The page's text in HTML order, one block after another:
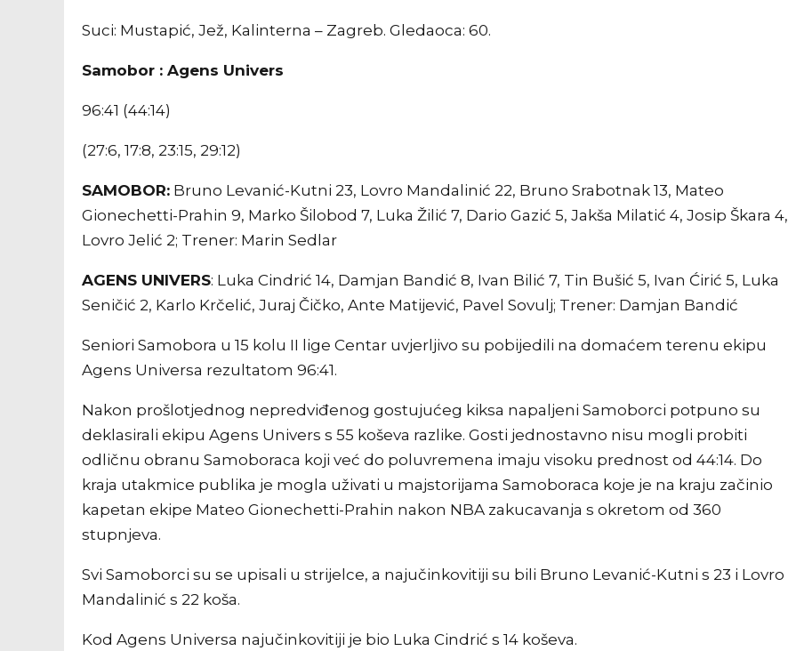
Suci: Mustapić, Jež, Kalinterna – Zagreb. Gledaoca: 60.
Samobor : Agens Univers
96:41 (44:14)
(27:6, 17:8, 23:15, 29:12)
SAMOBOR: Bruno Levanić-Kutni 23, Lovro Mandalinić 22, Bruno Srabotnak 13, Mateo
Gionechetti-Prahin 9, Marko Šilobod 7, Luka Žilić 7, Dario Gazić 5, Jakša Milatić 4, Josip Škara 4,
Lovro Jelić 2; Trener: Marin Sedlar
AGENS UNIVERS: Luka Cindrić 14, Damjan Bandić 8, Ivan Bilić 7, Tin Bušić 5, Ivan Ćirić 5, Luka
Seničić 2, Karlo Krčelić, Juraj Čičko, Ante Matijević, Pavel Sovulj; Trener: Damjan Bandić
Seniori Samobora u 15 kolu II lige Centar uvjerljivo su pobijedili na domaćem terenu ekipu
Agens Universa rezultatom 96:41.
Nakon prošlotjednog nepredviđenog gostujućeg kiksa napaljeni Samoborci potpuno su
deklasirali ekipu Agens Univers s 55 koševa razlike. Gosti jednostavno nisu mogli probiti
odličnu obranu Samoboraca koji već do poluvremena imaju visoku prednost od 44:14. Do
kraja utakmice publika je mogla uživati u majstorijama Samoboraca koje je na kraju začinio
kapetan ekipe Mateo Gionechetti-Prahin nakon NBA zakucavanja s okretom od 360
stupnjeva.
Svi Samoborci su se upisali u strijelce, a najučinkovitiji su bili Bruno Levanić-Kutni s 23 i Lovro
Mandalinić s 22 koša.
Kod Agens Universa najučinkovitiji je bio Luka Cindrić s 14 koševa.